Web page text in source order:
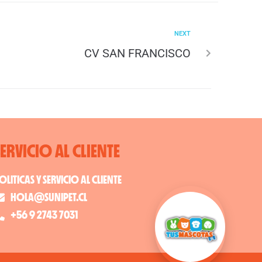
NEXT
CV SAN FRANCISCO
AL CLIENTE
Y SERVICIO AL CLIENTE
HOLA@SUNIPET.CL
+56 9 2743 7031